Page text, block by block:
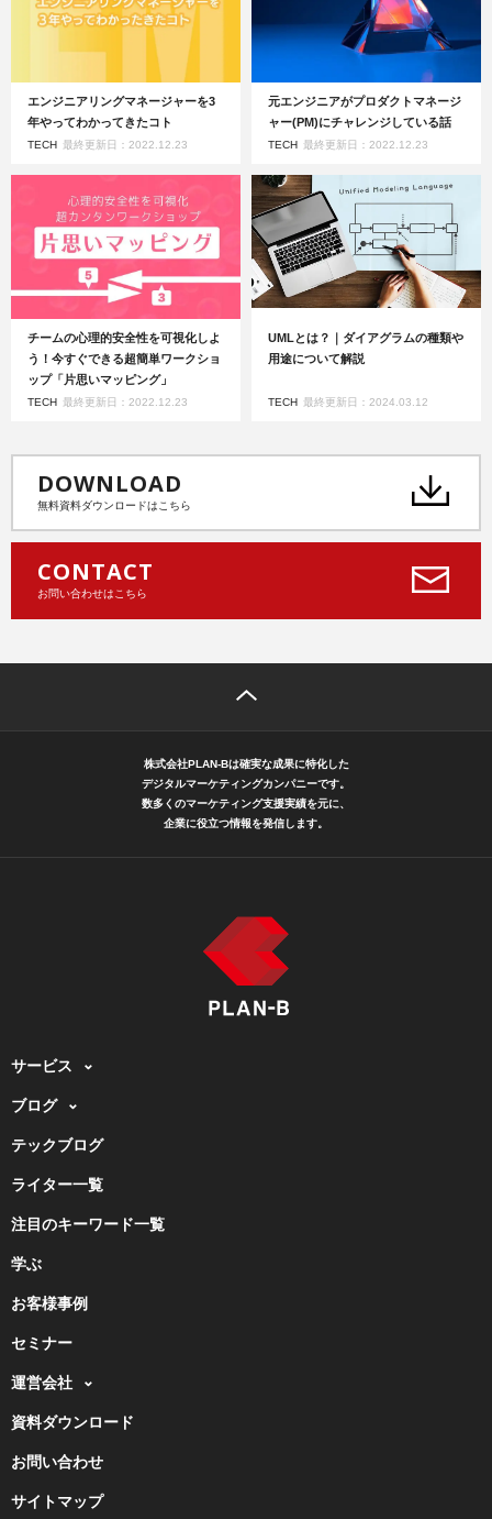
エンジニアリングマネージャーを3
年やってわかってきたコト
TECH 最終更新日：2022.12.23
元エンジニアがプロダクトマネージ
ャー(PM)にチャレンジしている話
TECH 最終更新日：2022.12.23
チームの心理的安全性を可視化しよ
う！今すぐできる超簡単ワークショ
ップ「片思いマッピング」
TECH 最終更新日：2022.12.23
UMLとは？｜ダイアグラムの種類や
用途について解説
TECH 最終更新日：2024.03.12
DOWNLOAD
無料資料ダウンロードはこちら
CONTACT
お問い合わせはこちら
株式会社PLAN-Bは確実な成果に特化した
デジタルマーケティングカンパニーです。
数多くのマーケティング支援実績を元に、
企業に役立つ情報を発信します。
サービス
ブログ
テックブログ
ライター一覧
注目のキーワード一覧
学ぶ
お客様事例
セミナー
運営会社
資料ダウンロード
お問い合わせ
サイトマップ